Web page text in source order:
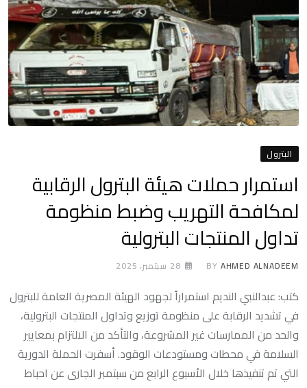
البترول
استمرار حملات هيئة البترول الرقابية
لمكافحة التهريب وضبط منظومة
تداول المنتجات البترولية
BY AHMED ALNADEEM 28 سبتمبر، 2025
كتب: عبدالنبي النديم استمراراً لجهود الهيئة المصرية العامة للبترول
في تشديد الرقابة على منظومة توزيع وتداول المنتجات البترولية،
والحد من الممارسات غير المشروعة، والتأكد من الالتزام بمعايير
السلامة في محطات ومستودعات الوقود. أسفرت الحملة الدورية
التي تم تنفيذها خلال الأسبوع الرابع من سبتمبر الجارى عن احباط